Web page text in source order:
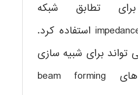
برای تطابق شبکه
استفاده کرد.
برای شبیه سازی
الگوریتم های beam forming